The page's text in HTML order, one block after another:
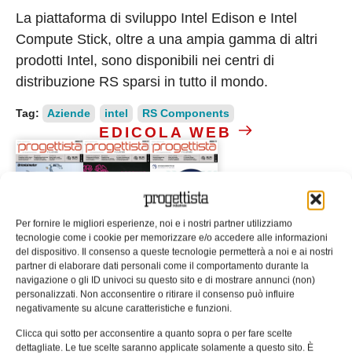
Per fornire le migliori esperienze, noi e i nostri partner utilizziamo
tecnologie come i cookie per memorizzare e/o accedere alle informazioni
del dispositivo. Il consenso a queste tecnologie permetterà a noi e ai nostri
partner di elaborare dati personali come il comportamento durante la
navigazione o gli ID univoci su questo sito e di mostrare annunci (non)
personalizzati. Non acconsentire o ritirare il consenso può influire
negativamente su alcune caratteristiche e funzioni.
Clicca qui sotto per acconsentire a quanto sopra o per fare scelte
dettagliate. Le tue scelte saranno applicate solamente a questo sito. È
La piattaforma di sviluppo Intel Edison e Intel
Compute Stick, oltre a una ampia gamma di altri
prodotti Intel, sono disponibili nei centri di
distribuzione RS sparsi in tutto il mondo.
Tag: Aziende intel RS Components
EDICOLA WEB
ISCRIVITI ALLA NEWSLETTER